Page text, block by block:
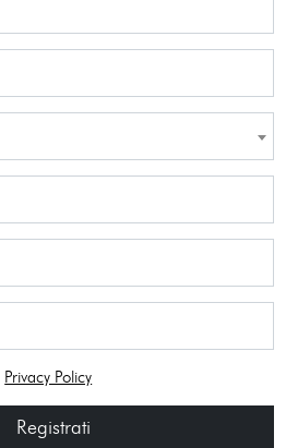
Privacy Policy
Registrati